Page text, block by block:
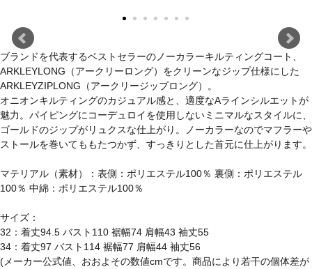
ブランドを代表するベストセラーのノーカラーキルティングコート、
ARKLEYLONG（アークリーロング）をクリーンなジップ仕様にした
ARKLEYZIPLONG（アークリージップロング）。
オニオンキルティングのカジュアル感と、適度なAラインシルエットが
魅力。パイピングにコーデュロイを使用しないミニマルなスタイルに、
ゴールドのジップがリュクスな仕上がり。ノーカラーなのでマフラーや
ストールを巻いてももたつかず、すっきりとした首元に仕上がります。
マテリアル（素材）：表側：ポリエステル100％ 裏側：ポリエステル
100％ 中綿：ポリエステル100％
サイズ：
32：着丈94.5 バスト110 裾幅74 肩幅43 袖丈55
34：着丈97 バスト114 裾幅77 肩幅44 袖丈56
(メーカー公式値、おおよその数値cmです。商品により若干の個体差が